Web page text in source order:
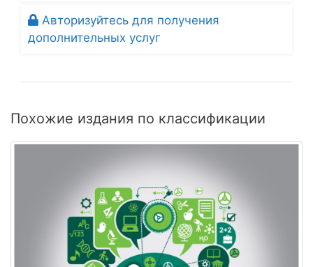
Авторизуйтесь для получения
дополнительных услуг
Похожие издания по классификации